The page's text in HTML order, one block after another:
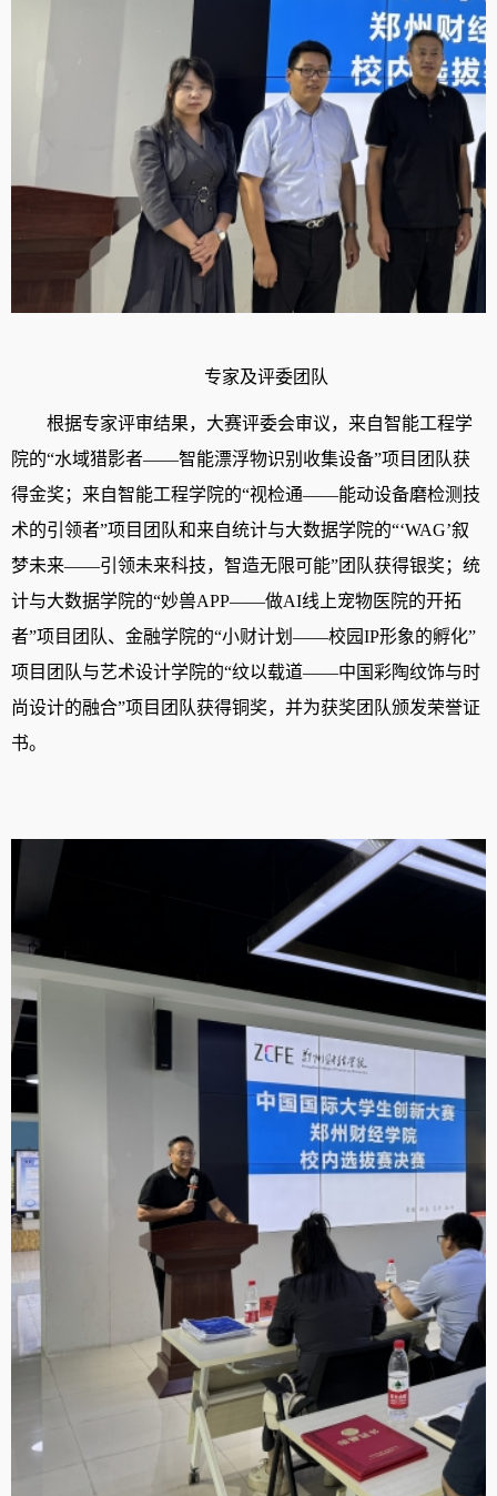
专家及评委团队
根据专家评审结果，大赛评委会审议， 来自智能工程学
院的“水域猎影者——智能漂浮物识别收集设备”项目团队获
得金奖；来自智能工程学院的“视检通——能动设备磨检测技
术的引领者”项目团队和来自统计与大数据学院的“‘WAG’叙
梦未来——引领未来科技，智造无限可能”团队获得银奖；统
计与大数据学院的“妙兽APP——做AI线上宠物医院的开拓
者”项目团队、金融学院的“小财计划——校园IP形象的孵化”
项目团队与艺术设计学院的“纹以载道——中国彩陶纹饰与时
尚设计的融合”项目团队获得铜奖，并为获奖团队颁发荣誉证
书。